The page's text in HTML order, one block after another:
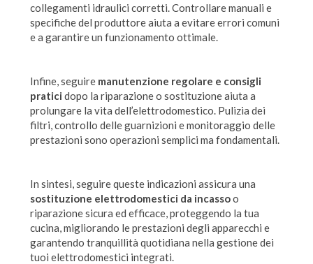
collegamenti idraulici corretti. Controllare manuali e
specifiche del produttore aiuta a evitare errori comuni
e a garantire un funzionamento ottimale.
Infine, seguire manutenzione regolare e consigli
pratici dopo la riparazione o sostituzione aiuta a
prolungare la vita dell’elettrodomestico. Pulizia dei
filtri, controllo delle guarnizioni e monitoraggio delle
prestazioni sono operazioni semplici ma fondamentali.
In sintesi, seguire queste indicazioni assicura una
sostituzione elettrodomestici da incassoo
riparazione sicura ed efficace, proteggendo la tua
cucina, migliorando le prestazioni degli apparecchi e
garantendo tranquillità quotidiana nella gestione dei
tuoi elettrodomestici integrati.